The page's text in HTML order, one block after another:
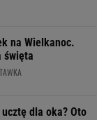
na Wielkanoc.
święta
dla oka? Oto